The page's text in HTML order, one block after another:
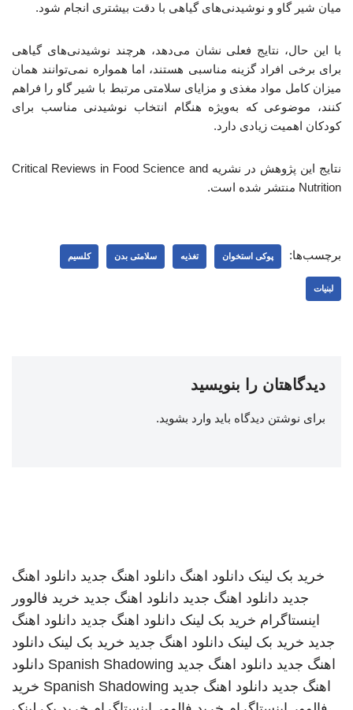
میان شیر گاو و نوشیدنی‌های گیاهی با دقت بیشتری انجام شود.
با این حال، نتایج فعلی نشان می‌دهد، هرچند نوشیدنی‌های گیاهی
برای برخی افراد گزینه مناسبی هستند، اما همواره نمی‌توانند همان
میزان کامل مواد مغذی و مزایای سلامتی مرتبط با شیر گاو را فراهم
کنند، موضوعی که به‌ویژه هنگام انتخاب نوشیدنی مناسب برای
کودکان اهمیت زیادی دارد.
نتایج این پژوهش در نشریه Critical Reviews in Food Science and
Nutrition منتشر شده است.
برچسب‌ها: پوکی استخوان تغذیه سلامتی بدن کلسیم
لبنیات
دیدگاهتان را بنویسید
برای نوشتن دیدگاه باید وارد بشوید.
خرید بک لینک دانلود اهنگ دانلود اهنگ جدید دانلود اهنگ
جدید دانلود اهنگ جدید دانلود اهنگ جدید خرید فالوور
اینستاگرام خرید بک لینک دانلود اهنگ جدید دانلود اهنگ
جدید خرید بک لینک دانلود اهنگ جدید خرید بک لینک دانلود
اهنگ جدید دانلود اهنگ جدید Spanish Shadowing دانلود
اهنگ جدید دانلود اهنگ جدید Spanish Shadowing خرید